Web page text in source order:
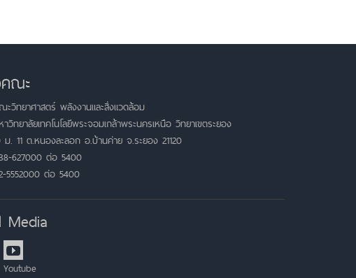
ณะ
ะวิทยาศาสตร์ พลังงานและสิ่งแวดล้อม
วิทยาลัยเทคโนโลยีพระจอมเกล้าพระนครเหนือ วิทยาเขตระยอง
ม. 11 ต.หนองละลอก อ.บ้านค่าย จ.ระยอง 21120
627000 ต่อ 5400
5552000 ต่อ 5400
Media
Youtube